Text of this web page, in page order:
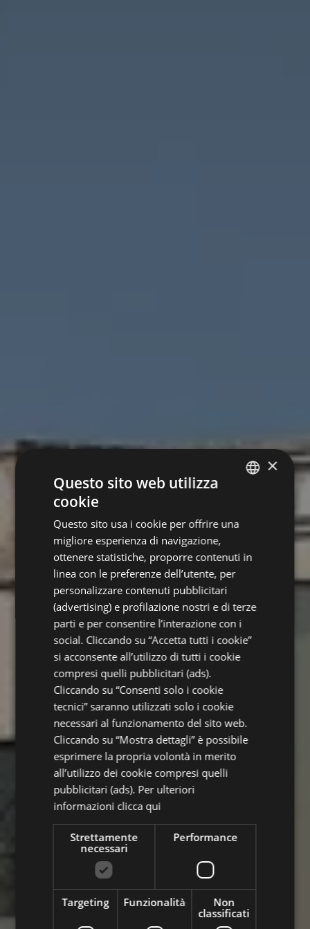
ENGLISH
FRENCH
×
Questo sito web utilizza
cookie
Questo sito usa i cookie per offrire una
migliore esperienza di navigazione,
ottenere statistiche, proporre contenuti in
linea con le preferenze dell’utente, per
personalizzare contenuti pubblicitari
(advertising) e profilazione nostri e di terze
parti e per consentire l’interazione con i
social. Cliccando su “Accetta tutti i cookie”
si acconsente all’utilizzo di tutti i cookie
compresi quelli pubblicitari (ads).
Cliccando su “Consenti solo i cookie
tecnici” saranno utilizzati solo i cookie
necessari al funzionamento del sito web.
Cliccando su “Mostra dettagli” è possibile
esprimere la propria volontà in merito
all’utilizzo dei cookie compresi quelli
pubblicitari (ads). Per ulteriori
informazioni clicca qui
Strettamente
necessari
Performance
Targeting Funzionalità
Non
classificati